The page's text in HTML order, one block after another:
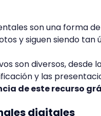
son una forma
y siguen siendo tan
son diversos, desde
y las
de este recurso
digitales